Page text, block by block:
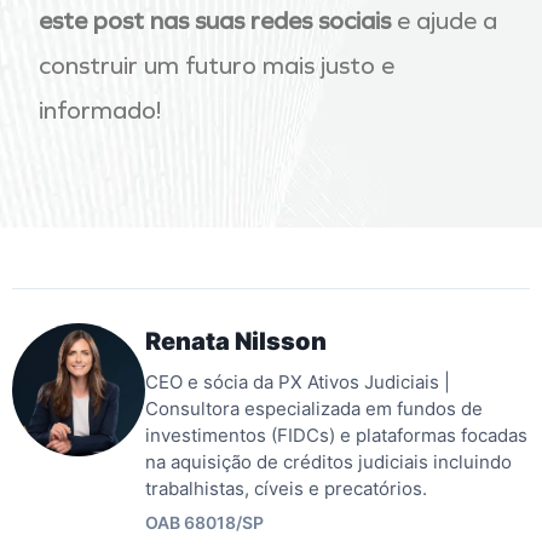
este post nas suas redes sociais e ajude a
construir um futuro mais justo e
informado!
Renata Nilsson
CEO e sócia da PX Ativos Judiciais |
Consultora especializada em fundos de
investimentos (FIDCs) e plataformas focadas
na aquisição de créditos judiciais incluindo
trabalhistas, cíveis e precatórios.
OAB 68018/SP